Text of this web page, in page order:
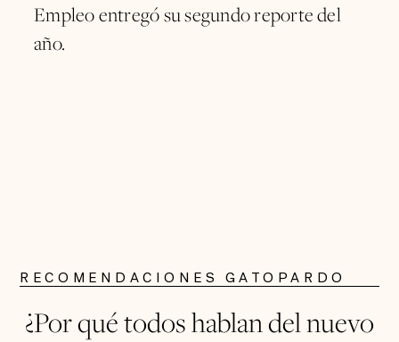
Empleo entregó su segundo reporte del
año.
RECOMENDACIONES GATOPARDO
¿Por qué todos hablan del nuevo